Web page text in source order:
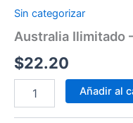
Sin categorizar
Australia Ilimitado
$22.20
Añadir al